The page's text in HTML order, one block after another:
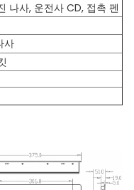
나사, 운전사 CD, 접촉 펜
사